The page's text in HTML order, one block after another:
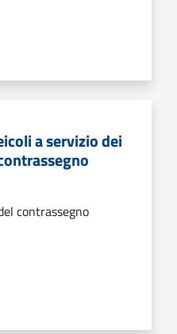
a servizio dei
contrassegno